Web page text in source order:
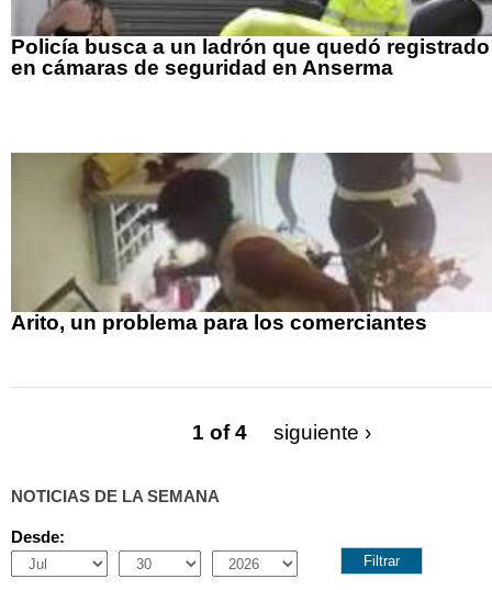
Policía busca a un ladrón que quedó registrado
en cámaras de seguridad en Anserma
Arito, un problema para los comerciantes
1 of 4 siguiente ›
NOTICIAS DE LA SEMANA
Desde:
Month
Day Year